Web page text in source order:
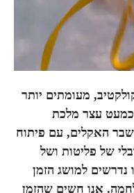
מעומתים יותר
עצר מלכת
האקלים, עם פיתוח
של פליטות ושל
נדרשים למושג הזמן
אנו חשים שהזמן